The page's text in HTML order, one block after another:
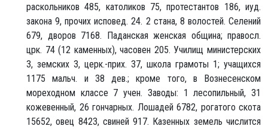
раскольников 485, католиков 75, протестантов 186, иуд.
закона 9, прочих исповед. 24. 2 стана, 8 волостей. Селений
679, дворов 7168. Паданская женская община; правосл.
црк. 74 (12 каменных), часовен 205. Училищ министерских
3, земских 3, церк.-прих. 37, школа грамоты 1; учащихся
1175 мальч. и 38 дев.; кроме того, в Вознесенском
мореходном классе 7 учен. Заводы: 1 лесопильный, 31
кожевенный, 26 гончарных. Лошадей 6782, рогатого скота
15652, овец 8423, свиней 917. Казенных земель числится